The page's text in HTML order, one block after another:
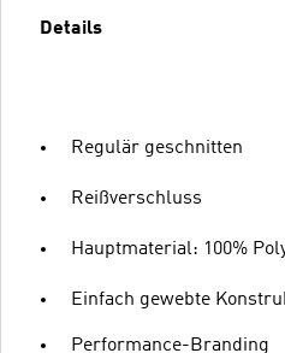
Details
Regulär geschnitten
Reißverschluss
Hauptmaterial: 100%
Einfach gewebte
Performance-Branding